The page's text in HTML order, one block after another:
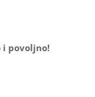
i povoljno!